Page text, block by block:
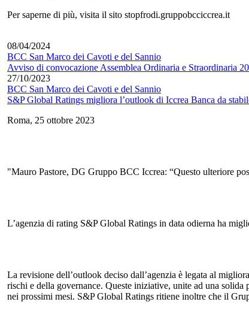
Per saperne di più, visita il sito stopfrodi.gruppobcciccrea.it
08/04/2024
BCC San Marco dei Cavoti e del Sannio
Avviso di convocazione Assemblea Ordinaria e Straordinaria
27/10/2023
BCC San Marco dei Cavoti e del Sannio
S&P Global Ratings migliora l’outlook di Iccrea Banca da
Roma, 25 ottobre 2023
"Mauro Pastore, DG Gruppo BCC Iccrea: “Questo ulteriore
L’agenzia di rating S&P Global Ratings in data odierna ha
La revisione dell’outlook deciso dall’agenzia è legata al
rischi e della governance. Queste iniziative, unite ad una
nei prossimi mesi. S&P Global Ratings ritiene inoltre che il